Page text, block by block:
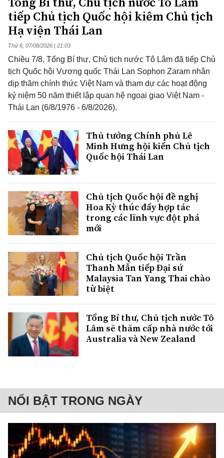
tiếp Chủ tịch Quốc hội kiêm Chủ tịch
Hạ viện Thái Lan
Thứ 6, 07/08/2026 | 21:03
Chiều 7/8, Tổng Bí thư, Chủ tịch nước Tô Lâm đã tiếp Chủ
tịch Quốc hội Vương quốc Thái Lan Sophon Zaram nhân
dịp thăm chính thức Việt Nam và tham dự các hoạt động
kỷ niệm 50 năm thiết lập quan hệ ngoại giao Việt Nam -
Thái Lan (6/8/1976 - 6/8/2026).
Thủ tướng Chính phủ Lê
Minh Hưng hội kiến Chủ tịch
Quốc hội Thái Lan
Chủ tịch Quốc hội đề nghị
Hoa Kỳ thúc đẩy hợp tác
trong các lĩnh vực đột phá
mới
Chủ tịch Quốc hội Trần
Thanh Mẫn tiếp Đại sứ
Malaysia Tan Yang Thai chào
từ biệt
Tổng Bí thư, Chủ tịch nước Tô
Lâm sẽ thăm cấp nhà nước tới
Australia và New Zealand
NỔI BẬT TRONG NGÀY